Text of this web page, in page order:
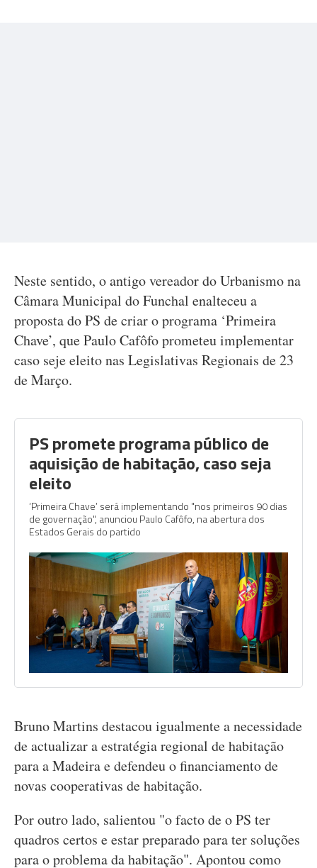
Neste sentido, o antigo vereador do Urbanismo na
Câmara Municipal do Funchal enalteceu a
proposta do PS de criar o programa ‘Primeira
Chave’, que Paulo Cafôfo prometeu implementar
caso seje eleito nas Legislativas Regionais de 23
de Março.
PS promete programa público de
aquisição de habitação, caso seja
eleito
‘Primeira Chave’ será implementando "nos primeiros 90 dias
de governação", anunciou Paulo Cafôfo, na abertura dos
Estados Gerais do partido
Bruno Martins destacou igualmente a necessidade
de actualizar a estratégia regional de habitação
para a Madeira e defendeu o financiamento de
novas cooperativas de habitação.
Por outro lado, salientou "o facto de o PS ter
quadros certos e estar preparado para ter soluções
para o problema da habitação". Apontou como